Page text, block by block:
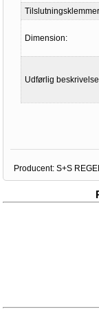
Dimension:
Udførlig
Producent: S+S